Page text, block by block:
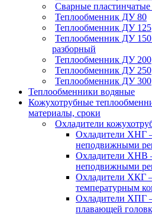
Сварные
Теплообменник ДУ 80
Теплообменник ДУ 125
Теплообменник ДУ
разборный
Теплообменник ДУ 200
Теплообменник ДУ 250
Теплообменник ДУ 300
Теплообменники водяные
Кожухотрубные
материалы, сроки
Охладители
Охладители ХНГ
неподвижными
Охладители ХНВ
неподвижными
Охладители ХКГ
температурным
Охладители ХПГ
плавающей